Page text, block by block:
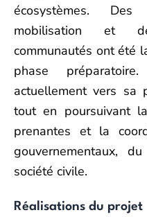
écosystèmes.
mobilisation et
communautés ont été
phase
actuellement vers sa
tout en poursuivant
prenantes et la
gouvernementaux,
société civile.
Réalisations du projet